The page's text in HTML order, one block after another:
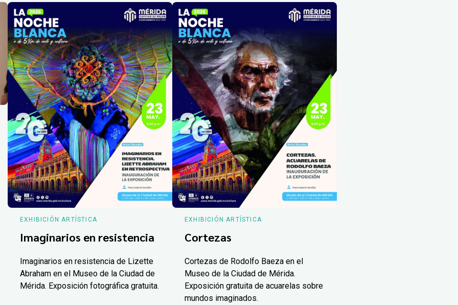
EXHIBICIÓN ARTÍSTICA
Imaginarios en resistencia
Imaginarios en resistencia de Lizette
Abraham en el Museo de la Ciudad de
Mérida. Exposición fotográfica gratuita.
EXHIBICIÓN ARTÍSTICA
Cortezas
Cortezas de Rodolfo Baeza en el
Museo de la Ciudad de Mérida.
Exposición gratuita de acuarelas sobre
mundos imaginados.